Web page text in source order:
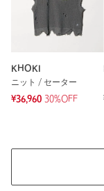
KHOKI
ニット / セーター
¥36,960 30%OFF